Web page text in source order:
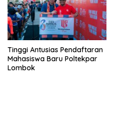
Tinggi Antusias Pendaftaran
Mahasiswa Baru Poltekpar
Lombok